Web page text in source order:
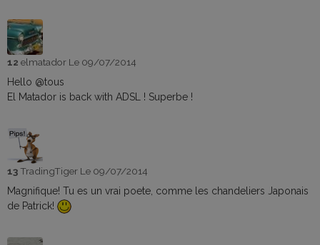
12 elmatador Le 09/07/2014
Hello @tous
El Matador is back with ADSL ! Superbe !
13TradingTiger Le 09/07/2014
Magnifique! Tu es un vrai poete, comme les chandeliers Japonais
de Patrick!